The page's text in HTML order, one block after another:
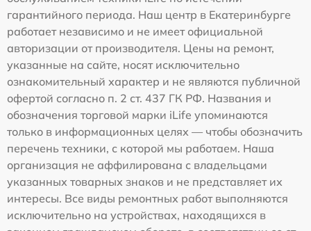
гарантийного периода. Наш центр в Екатеринбурге
работает независимо и не имеет официальной
авторизации от производителя. Цены на ремонт,
указанные на сайте, носят исключительно
ознакомительный характер и не являются публичной
офертой согласно п. 2 ст. 437 ГК РФ. Названия и
обозначения торговой марки iLife упоминаются
только в информационных целях — чтобы обозначить
перечень техники, с которой мы работаем. Наша
организация не аффилирована с владельцами
указанных товарных знаков и не представляет их
интересы. Все виды ремонтных работ выполняются
исключительно на устройствах, находящихся в